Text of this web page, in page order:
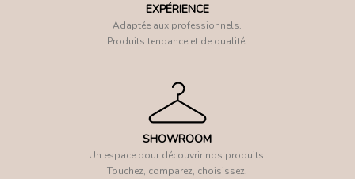
EXPÉRIENCE
Adaptée aux professionnels.
Produits tendance et de qualité.
SHOWROOM
Un espace pour découvrir nos produits.
Touchez, comparez, choisissez.